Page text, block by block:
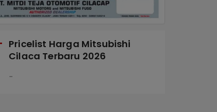
Pricelist Harga Mitsubishi
Cilaca Terbaru 2026
...